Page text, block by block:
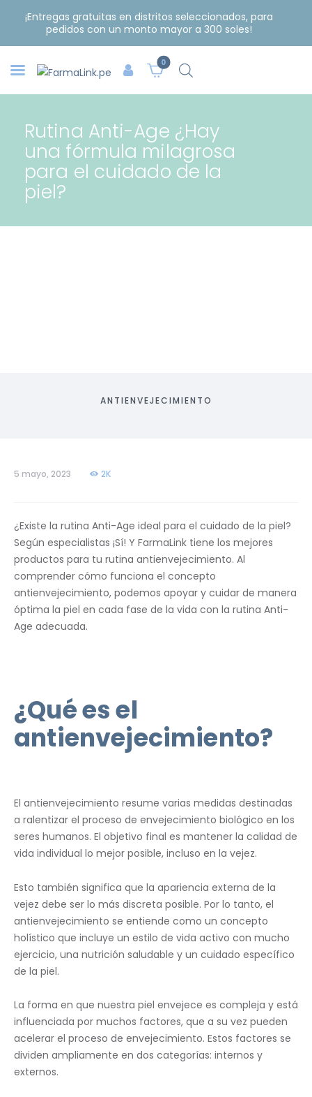
¡Entregas gratuitas en distritos seleccionados, para
pedidos con un monto mayor a 300 soles!
0
Rutina Anti-Age ¿Hay
una fórmula milagrosa
para el cuidado de la
piel?
ANTIENVEJECIMIENTO
5 mayo, 2023 2K
¿Existe la rutina Anti-Age ideal para el cuidado de la piel?
Según especialistas ¡Sí! Y FarmaLink tiene los mejores
productos para tu rutina antienvejecimiento. Al
comprender cómo funciona el concepto
antienvejecimiento, podemos apoyar y cuidar de manera
óptima la piel en cada fase de la vida con la rutina Anti-
Age adecuada.
¿Qué es el
antienvejecimiento?
El antienvejecimiento resume varias medidas destinadas
a ralentizar el proceso de envejecimiento biológico en los
seres humanos. El objetivo final es mantener la calidad de
vida individual lo mejor posible, incluso en la vejez.
Esto también significa que la apariencia externa de la
vejez debe ser lo más discreta posible. Por lo tanto, el
antienvejecimiento se entiende como un concepto
holístico que incluye un estilo de vida activo con mucho
ejercicio, una nutrición saludable y un cuidado específico
de la piel.
La forma en que nuestra piel envejece es compleja y está
influenciada por muchos factores, que a su vez pueden
acelerar el proceso de envejecimiento. Estos factores se
dividen ampliamente en dos categorías: internos y
externos.